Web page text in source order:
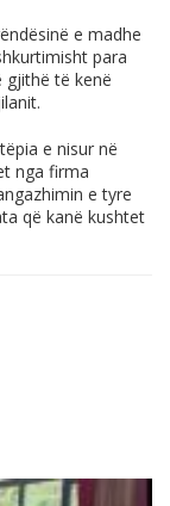
e madhe
para
gjithë të kenë
e nisur në
nga firma
e tyre
që kanë kushtet